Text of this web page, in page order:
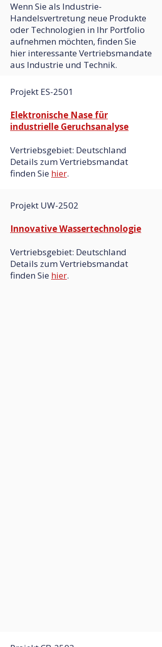
Wenn Sie als Industrie-
Handelsvertretung neue Produkte
oder Technologien in Ihr Portfolio
aufnehmen möchten, finden Sie
hier interessante Vertriebsmandate
aus Industrie und Technik.
Projekt ES-2501
Elektronische Nase für
industrielle Geruchsanalyse
Vertriebsgebiet: Deutschland
Details zum Vertriebsmandat
finden Sie hier.
Projekt UW-2502
Innovative Wassertechnologie
Vertriebsgebiet: Deutschland
Details zum Vertriebsmandat
finden Sie hier.